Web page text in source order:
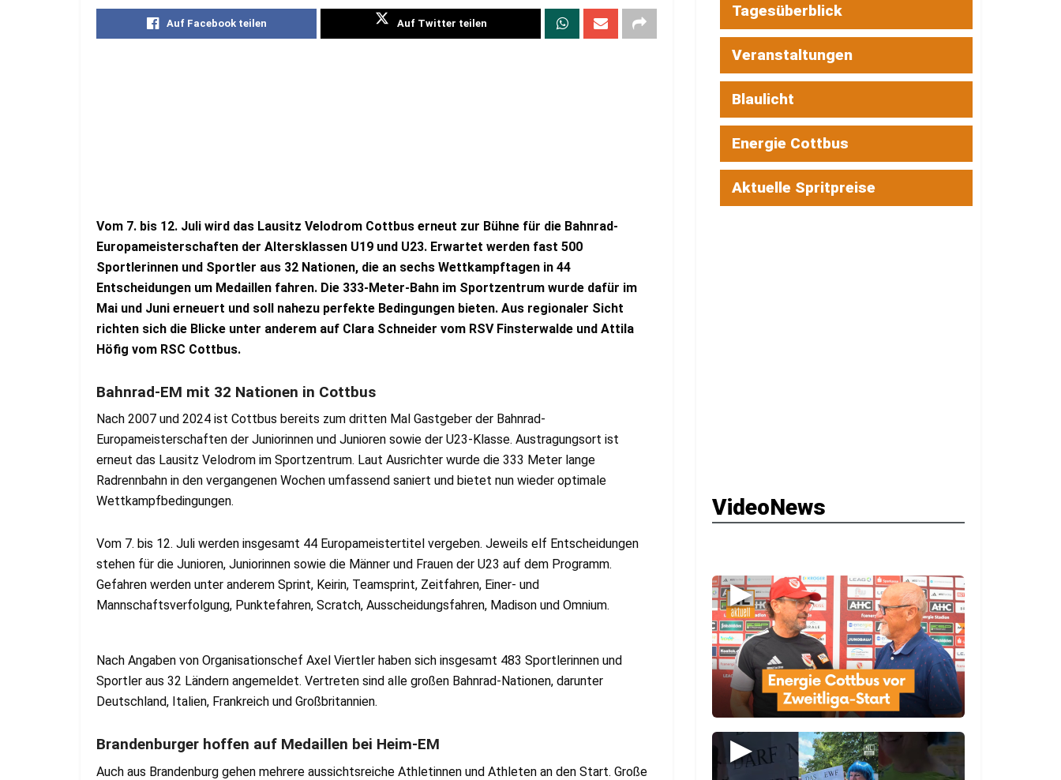
Auf Facebook teilen Auf Twitter teilen
Vom 7. bis 12. Juli wird das Lausitz Velodrom Cottbus erneut zur Bühne für die Bahnrad-
Europameisterschaften der Altersklassen U19 und U23. Erwartet werden fast 500
Sportlerinnen und Sportler aus 32 Nationen, die an sechs Wettkampftagen in 44
Entscheidungen um Medaillen fahren. Die 333-Meter-Bahn im Sportzentrum wurde dafür im
Mai und Juni erneuert und soll nahezu perfekte Bedingungen bieten. Aus regionaler Sicht
richten sich die Blicke unter anderem auf Clara Schneider vom RSV Finsterwalde und Attila
Höfig vom RSC Cottbus.
Bahnrad-EM mit 32 Nationen in Cottbus
Nach 2007 und 2024 ist Cottbus bereits zum dritten Mal Gastgeber der Bahnrad-
Europameisterschaften der Juniorinnen und Junioren sowie der U23-Klasse. Austragungsort ist
erneut das Lausitz Velodrom im Sportzentrum. Laut Ausrichter wurde die 333 Meter lange
Radrennbahn in den vergangenen Wochen umfassend saniert und bietet nun wieder optimale
Wettkampfbedingungen.
Vom 7. bis 12. Juli werden insgesamt 44 Europameistertitel vergeben. Jeweils elf Entscheidungen
stehen für die Junioren, Juniorinnen sowie die Männer und Frauen der U23 auf dem Programm.
Gefahren werden unter anderem Sprint, Keirin, Teamsprint, Zeitfahren, Einer- und
Mannschaftsverfolgung, Punktefahren, Scratch, Ausscheidungsfahren, Madison und Omnium.
Nach Angaben von Organisationschef Axel Viertler haben sich insgesamt 483 Sportlerinnen und
Sportler aus 32 Ländern angemeldet. Vertreten sind alle großen Bahnrad-Nationen, darunter
Deutschland, Italien, Frankreich und Großbritannien.
Brandenburger hoffen auf Medaillen bei Heim-EM
Auch aus Brandenburg gehen mehrere aussichtsreiche Athletinnen und Athleten an den Start. Große
Tagesüberblick
Veranstaltungen
Blaulicht
Energie Cottbus
Aktuelle Spritpreise
VideoNews
▶
▶